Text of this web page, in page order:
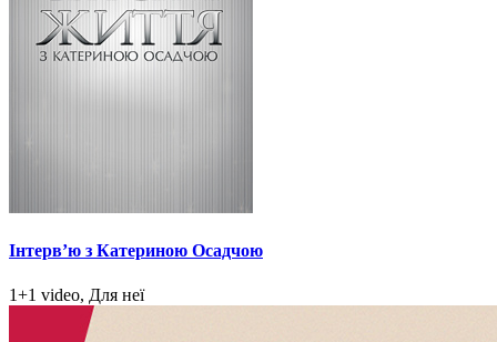
Інтерв’ю з Катериною Осадчою
1+1 video, Для неї